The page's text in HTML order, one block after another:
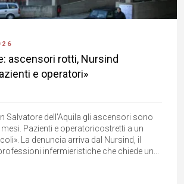
ascensori rotti, Nursind
e operatori»
Salvatore dell'Aquila gli ascensori sono
Pazienti e operatoricostretti a un
La denuncia arriva dal Nursind, il
infermieristiche che chiede un...